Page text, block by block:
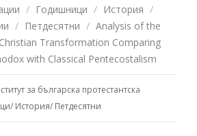
/ Годишници / История /
/ Петдесятни / Analysis of the
Transformation Comparing
with Classical Pentecostalism
за българска протестантска
/ История/ Петдесятни